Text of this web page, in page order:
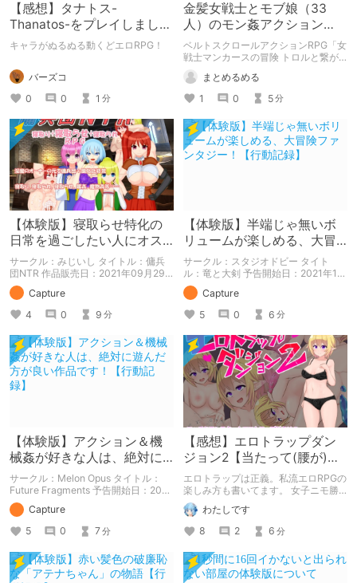
【感想】タナトス-
Thanatos-をプレイしまし
た。【ネタバレ注意】
キャラがぬるぬる動くどエロRPG！
バーズコ
0
0 1 分
金髪女戦士とモブ娘（33
人）のモン姦アクション
RPG「女戦士マンカースの
冒険 トロルと繋がれし姫
君」
ベルトスクロールアクションRPG「女
戦士マンカースの冒険 トロルと繋が
れし姫君」の紹介です。
まとめるめる
1
0 5分
【体験版】寝取らせ特化の
日常を過ごしたい人にオス
スメ！【行動記録】
サークル：みじいし タイトル：傭兵
団NTR 作品販売日：2021年09月29
日 発売済みの作品の体験版の内容を
中心に紹介しているまとめ記事です。
体験版の「ネタバレ」を含んだ内容を
まとめているので、苦手な方は注意し
て下さい。
Capture
4
0 9 分
【体験版】半端じゃ無いボ
リュームが楽しめる、大冒
険ファンタジー！【行動記
録】
サークル：スタジオドビー タイト
ル：竜と大剣 予告開始日：2021年12
月11日 作品販売日：- 予告作品の体験
版の内容を中心に紹介しているまとめ
記事です。 体験版の「ネタバレ」を
含んだ内容をまとめているので、苦手
な方は注意して下さい。
Capture
5
0 6 分
【体験版】アクション＆機
械姦が好きな人は、絶対に
遊んだ方が良い作品です！
【行動記録】
サークル：Melon Opus タイトル：
Future Fragments 予告開始日：2021
年08月13日 作品販売日：- 予告作品
の体験版の内容を中心に紹介している
まとめ記事です。 体験版の「ネタバ
レ」を含んだ内容をまとめているの
で、苦手な方は注意して下さい。
Capture
5
0 7分
【感想】エロトラップダン
ジョン2【当たって(腰が)砕
けろ(意味深)なRPG】
エロトラップは正義。私流エロRPGの
楽しみ方も書いてます。 女子ニモ勝
テズさんのエロトラップダンジョン2
の感想記事です。 他にも感想記事を
書いてますので良かったらどうぞで
す！
わたしです
8
2 6 分